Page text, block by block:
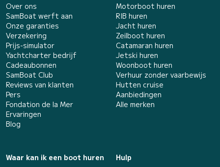
Over ons
SamBoat werft aan
Onze garanties
Verzekering
Prijs-simulator
Yachtcharter bedrijf
Cadeaubonnen
SamBoat Club
Reviews van klanten
Pers
Fondation de la Mer
Ervaringen
Blog
Motorboot huren
RIB huren
Jacht huren
Zeilboot huren
Catamaran huren
Jetski huren
Woonboot huren
Verhuur zonder vaarbewijs
Hutten cruise
Aanbiedingen
Alle merken
Waar kan ik een boot huren
Hulp